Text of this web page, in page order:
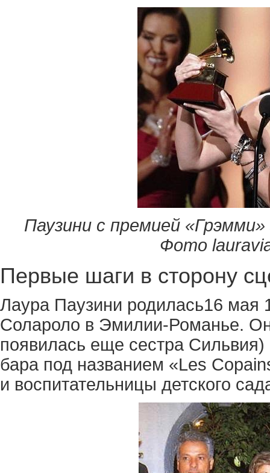
Паузини с премией
Фото
Первые шаги в сторону
Лаура Паузини родилась16 мая
Солароло в Эмилии-Романье.
появилась еще сестра
бара под названием «Les
и воспитательницы детского